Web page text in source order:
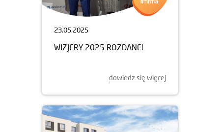
23.05.2025
WIZJERY 2025 ROZDANE!
dowiedz się więcej